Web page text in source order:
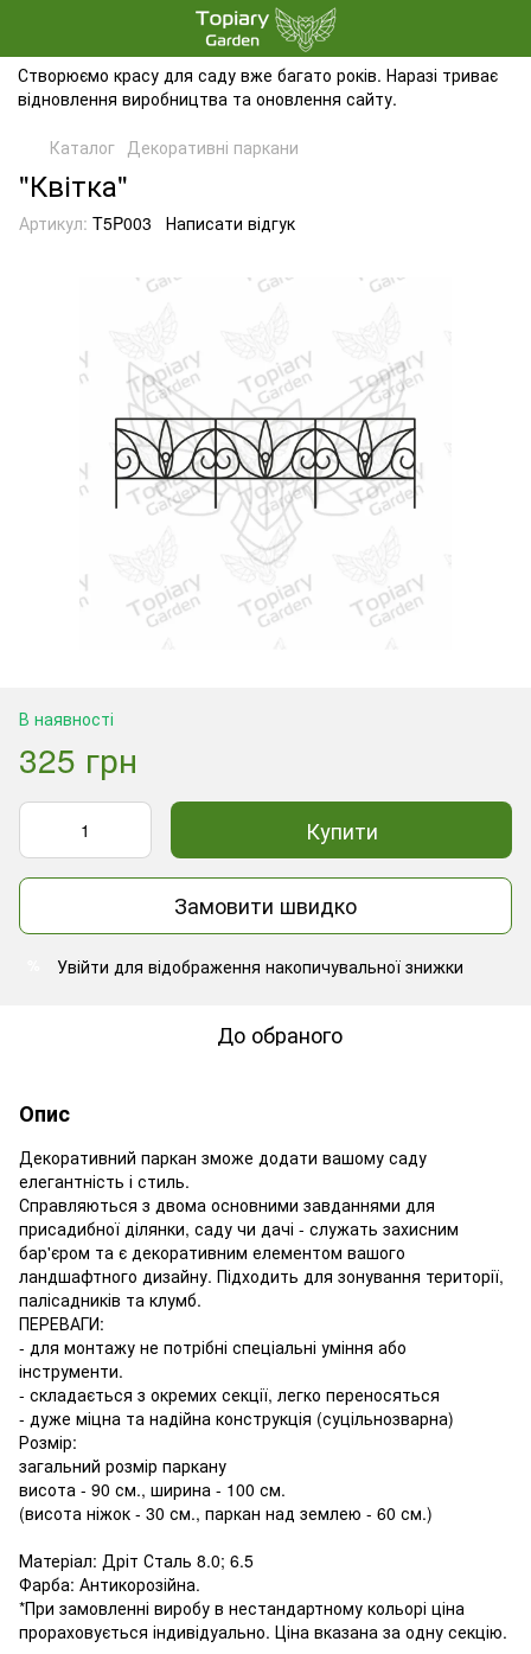
Створюємо красу для саду вже багато років. Наразі триває
відновлення виробництва та оновлення сайту.
Каталог Декоративні паркани
"Квітка"
Артикул: T5P003 Написати відгук
В наявності
325 грн
Купити
Замовити швидко
Увійти для відображення накопичувальної знижки
До обраного
Опис
Декоративний паркан зможе додати вашому саду
елегантність і стиль.
Справляються з двома основними завданнями для
присадибної ділянки, саду чи дачі - служать захисним
бар'єром та є декоративним елементом вашого
ландшафтного дизайну. Підходить для зонування території,
палісадників та клумб.
ПЕРЕВАГИ:
- для монтажу не потрібні спеціальні уміння або
інструменти.
- складається з окремих секції, легко переносяться
- дуже міцна та надійна конструкція (суцільнозварна)
Розмір:
загальний розмір паркану
висота - 90 см., ширина - 100 см.
(висота ніжок - 30 см., паркан над землею - 60 см.)
Матеріал: Дріт Сталь 8.0; 6.5
Фарба: Антикорозійна.
*При замовленні виробу в нестандартному кольорі ціна
прораховується індивідуально. Ціна вказана за одну секцію.